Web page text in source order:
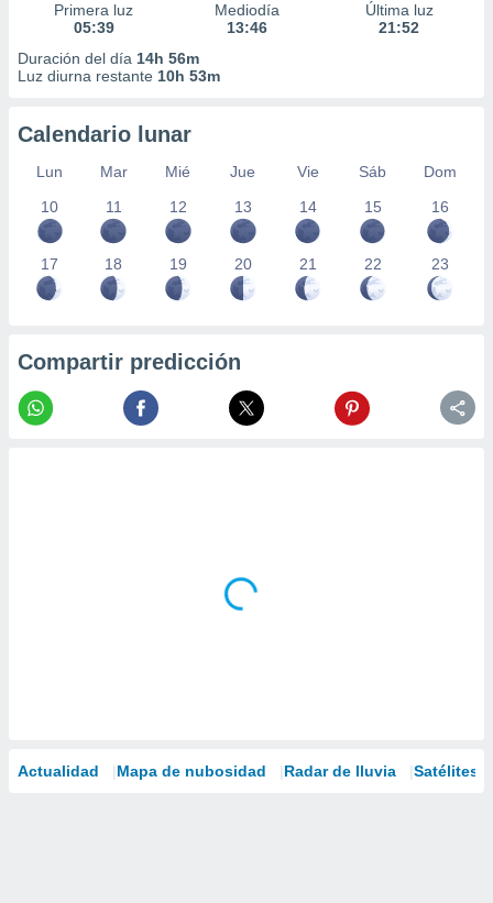
Primera luz
05:39
Mediodía
13:46
Última luz
21:52
Duración del día 14h 56m
Luz diurna restante 10h 53m
Calendario lunar
Lun Mar Mié Jue Vie Sáb
Dom
10
11 12 13 14 15 16
17 18 19 20 21 22 23
Compartir predicción
Actualidad Mapa de nubosidad Radar de lluvia Satélites